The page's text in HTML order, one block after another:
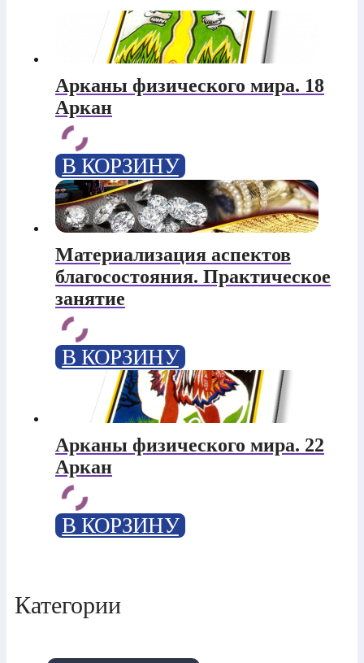
Арканы физического мира. 18
Аркан
В КОРЗИНУ
Материализация аспектов
благосостояния. Практическое
занятие
В КОРЗИНУ
Арканы физического мира. 22
Аркан
В КОРЗИНУ
Категории